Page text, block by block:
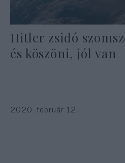
Hitler zsidó
és köszöni, jól van
2020. február 12.